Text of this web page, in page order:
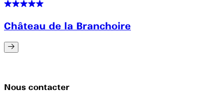
Château de la Branchoire
Nous contacter